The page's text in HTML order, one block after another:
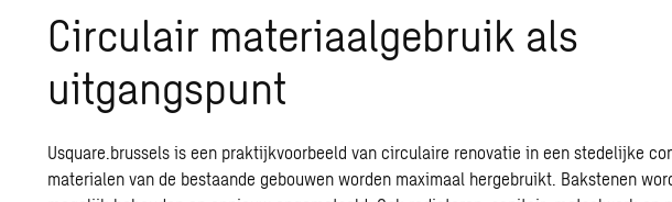
Circulair materiaalgebruik als
uitgangspunt
Usquare.brussels is een praktijkvoorbeeld van circulaire renovatie in een stedelijke
materialen van de bestaande gebouwen worden maximaal hergebruikt. Bakstenen